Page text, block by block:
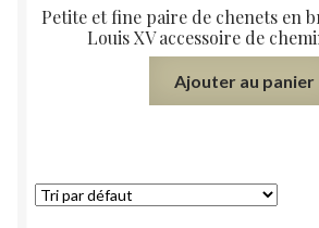
Petite et fine paire de chenets en
Louis XV accessoire de
Ajouter au panier